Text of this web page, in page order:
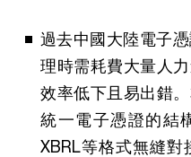
過去中國大陸電子
理時需耗費大量人
效率低下且易出錯
統一電子憑證的結
XBRL等格式無縫